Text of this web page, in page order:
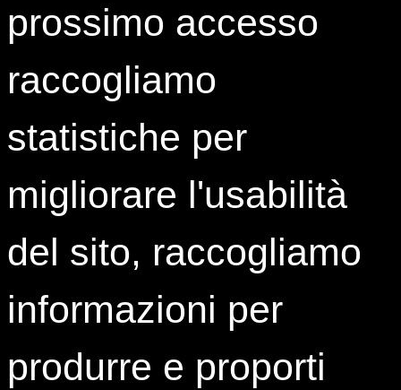
0323 933 801
info@istud.it
Sedi
ISTUD Hub Torino
Sede di Torino
Corso Castelfidardo 30/A
Sede di Milano
Via Paolo Lomazzo, 19
prossimo accesso
raccogliamo
statistiche per
migliorare l'usabilità
del sito, raccogliamo
informazioni per
produrre e proporti